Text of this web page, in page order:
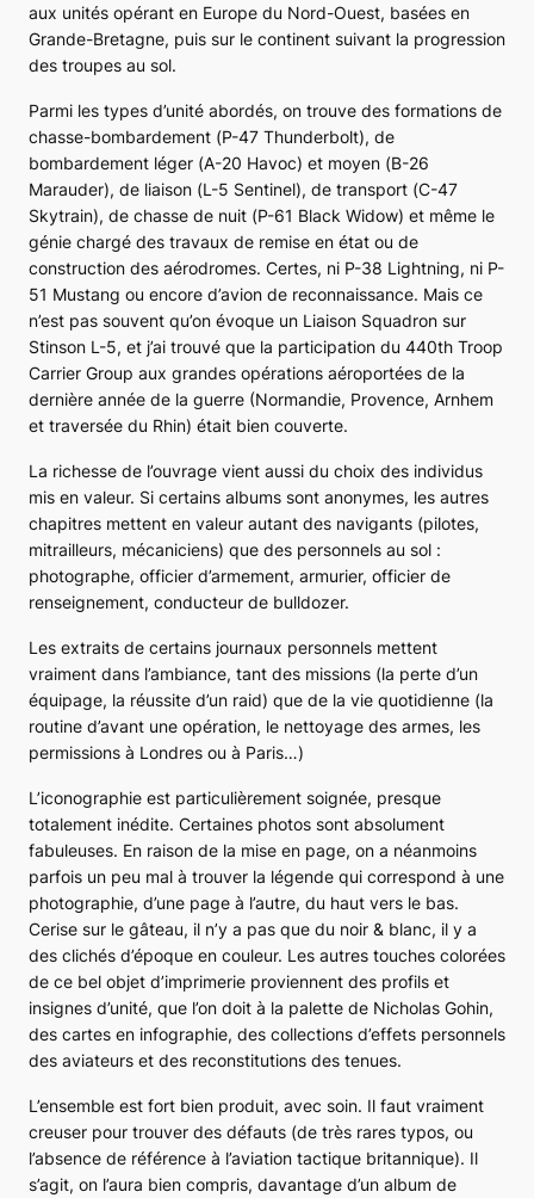
aux unités opérant en Europe du Nord-Ouest, basées en
Grande-Bretagne, puis sur le continent suivant la progression
des troupes au sol.
Parmi les types d’unité abordés, on trouve des formations de
chasse-bombardement (P-47 Thunderbolt), de
bombardement léger (A-20 Havoc) et moyen (B-26
Marauder), de liaison (L-5 Sentinel), de transport (C-47
Skytrain), de chasse de nuit (P-61 Black Widow) et même le
génie chargé des travaux de remise en état ou de
construction des aérodromes. Certes, ni P-38 Lightning, ni P-
51 Mustang ou encore d’avion de reconnaissance. Mais ce
n’est pas souvent qu’on évoque un Liaison Squadron sur
Stinson L-5, et j’ai trouvé que la participation du 440th Troop
Carrier Group aux grandes opérations aéroportées de la
dernière année de la guerre (Normandie, Provence, Arnhem
et traversée du Rhin) était bien couverte.
La richesse de l’ouvrage vient aussi du choix des individus
mis en valeur. Si certains albums sont anonymes, les autres
chapitres mettent en valeur autant des navigants (pilotes,
mitrailleurs, mécaniciens) que des personnels au sol :
photographe, officier d’armement, armurier, officier de
renseignement, conducteur de bulldozer.
Les extraits de certains journaux personnels mettent
vraiment dans l’ambiance, tant des missions (la perte d’un
équipage, la réussite d’un raid) que de la vie quotidienne (la
routine d’avant une opération, le nettoyage des armes, les
permissions à Londres ou à Paris…)
L’iconographie est particulièrement soignée, presque
totalement inédite. Certaines photos sont absolument
fabuleuses. En raison de la mise en page, on a néanmoins
parfois un peu mal à trouver la légende qui correspond à une
photographie, d’une page à l’autre, du haut vers le bas.
Cerise sur le gâteau, il n’y a pas que du noir & blanc, il y a
des clichés d’époque en couleur. Les autres touches colorées
de ce bel objet d’imprimerie proviennent des profils et
insignes d’unité, que l’on doit à la palette de Nicholas Gohin,
des cartes en infographie, des collections d’effets personnels
des aviateurs et des reconstitutions des tenues.
L’ensemble est fort bien produit, avec soin. Il faut vraiment
creuser pour trouver des défauts (de très rares typos, ou
l’absence de référence à l’aviation tactique britannique). Il
s’agit, on l’aura bien compris, davantage d’un album de